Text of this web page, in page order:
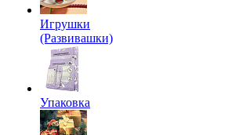
Игрушки
(Развивашки)
Упаковка